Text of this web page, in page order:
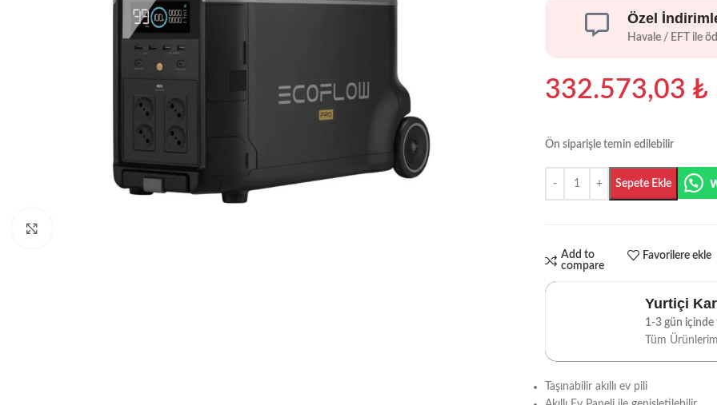
Özel
Havale / EFT ile
332.573,03 ₺
Ön siparişle temin edilebilir
Sepete Ekle
Add to
compare
Favorilere ekle
Yurtiçi
1-3 gün içinde
Tüm
Taşınabilir akıllı ev pili